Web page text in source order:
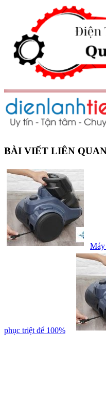
BÀI VIẾT LIÊN
Máy
phục triệt để 100%